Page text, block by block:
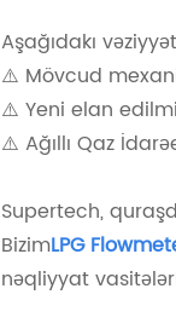
Aşağıdakı
⚠️ Mövcud
⚠️ Yeni elan
⚠️ Ağıllı Qaz
Supertech,
BizimLPG
nəqliyyat